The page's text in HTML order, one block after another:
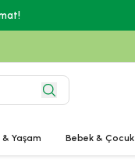
& Yaşam Bebek & Çocuk